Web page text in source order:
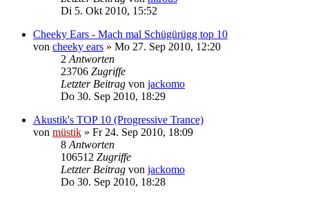
Di 5. Okt 2010, 15:52
Cheeky Ears - Mach mal Schügürügg top 10
von cheeky ears » Mo 27. Sep 2010, 12:20
2 Antworten
23706 Zugriffe
Letzter Beitrag von jackomo
Do 30. Sep 2010, 18:29
Akustik's TOP 10 (Progressive Trance)
von müstik » Fr 24. Sep 2010, 18:09
8 Antworten
106512 Zugriffe
Letzter Beitrag von jackomo
Do 30. Sep 2010, 18:28